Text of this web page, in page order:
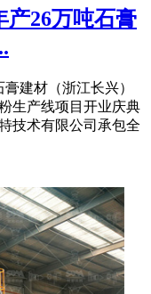
产26万吨石膏
建材（浙江长兴）
生产线项目开业庆典
技术有限公司承包全